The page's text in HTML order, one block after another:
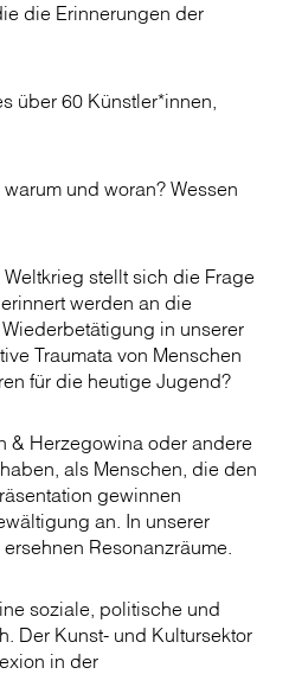
die Erinnerungen der
über 60 Künstler*innen,
und woran? Wessen
stellt sich die Frage
werden an die
in unserer
Traumata von Menschen
für die heutige Jugend?
& Herzegowina oder andere
als Menschen, die den
gewinnen
an. In unserer
Resonanzräume.
soziale, politische und
Der Kunst- und Kultursektor
in der